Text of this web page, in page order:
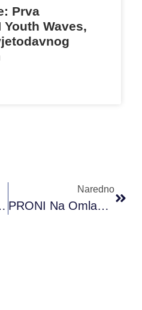
Prva
Waves,
– YHO
Naredno
PRONI Na Omladinskoj Razmjeni ,,𝐍𝐞𝐰 𝐈𝐧𝐧𝐨𝐯𝐚𝐭𝐢𝐨𝐧𝐬 𝐨𝐟 𝐁𝐮𝐬𝐢𝐧𝐞𝐬𝐬 𝐔𝐩𝐒𝐮𝐦𝐦𝐚𝐫𝐲” U Manchesteru